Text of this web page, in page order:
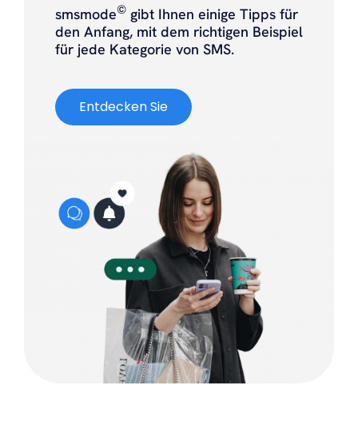
smsmode© gibt Ihnen einige Tipps für
den Anfang, mit dem richtigen Beispiel
für jede Kategorie von SMS.
Entdecken Sie